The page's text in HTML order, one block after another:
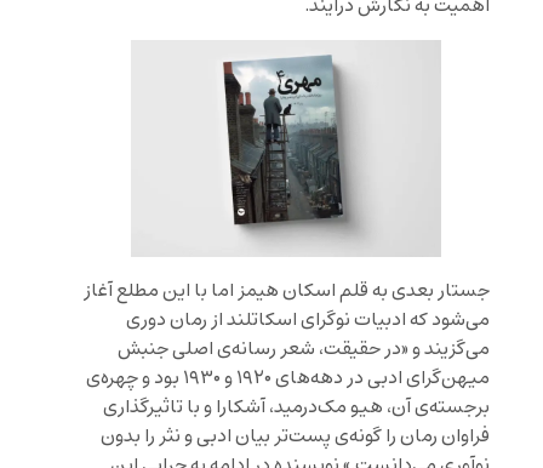
جستار بعدی به قلم اسکان هیمز اما با این مطلع آغاز
می‌شود که ادبیات نوگرای اسکاتلند از رمان دوری
می‌گزیند و «در حقیقت، شعر رسانه‌ی اصلی جنبش
میهن‌گرای ادبی در دهه‌های ۱۹۲۰ و ۱۹۳۰ بود و چهره‌ی
برجسته‌ی آن، هیو مک‌درمید، آشکارا و با تاثیرگذاری
فراوان رمان را گونه‌ی پست‌تر بیان ادبی و نثر را بدون